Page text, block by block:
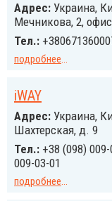
Адрес: Украина,
Мечникова, 2,
Тел.:
подробнее...
iWAY
Адрес: Украина,
Шахтерская, д. 9
Тел.: +38 (098)
009-03-01
подробнее...